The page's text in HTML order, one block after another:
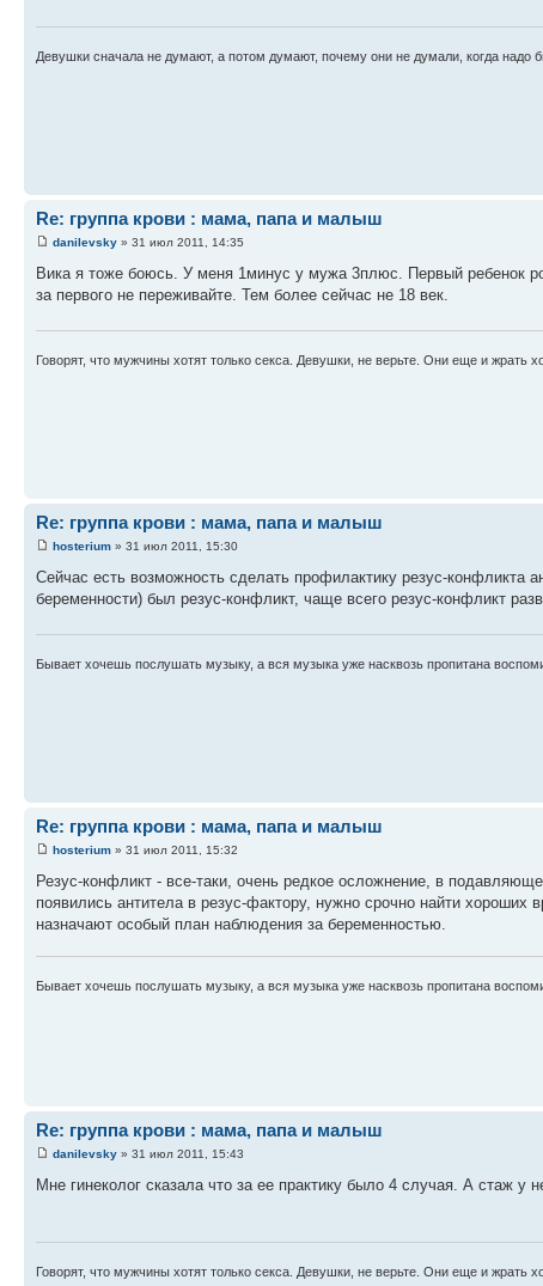
Девушки сначала не думают, а потом думают, почему они не думали, когда надо
Re: группа крови : мама, папа и малыш
danilevsky » 31 июл 2011, 14:35
Вика я тоже боюсь. У меня 1минус у мужа 3плюс. Первый ребенок
за первого не переживайте. Тем более сейчас не 18 век.
Говорят, что мужчины хотят только секса. Девушки, не верьте. Они еще и жрать
Re: группа крови : мама, папа и малыш
hosterium » 31 июл 2011, 15:30
Сейчас есть возможность сделать профилактику резус-конфликта
беременности) был резус-конфликт, чаще всего резус-конфликт
Бывает хочешь послушать музыку, а вся музыка уже насквозь пропитана
Re: группа крови : мама, папа и малыш
hosterium » 31 июл 2011, 15:32
Резус-конфликт - все-таки, очень редкое осложнение, в
появились антитела в резус-фактору, нужно срочно найти
назначают особый план наблюдения за беременностью.
Бывает хочешь послушать музыку, а вся музыка уже насквозь пропитана
Re: группа крови : мама, папа и малыш
danilevsky » 31 июл 2011, 15:43
Мне гинеколог сказала что за ее практику было 4 случая. А стаж у
Говорят, что мужчины хотят только секса. Девушки, не верьте. Они еще и жрать